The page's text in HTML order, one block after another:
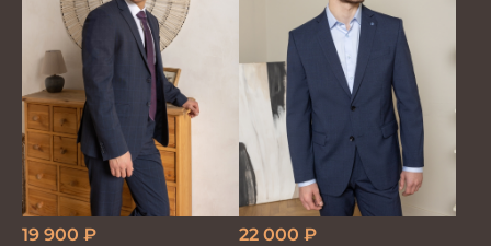
19 900 ₽ 22 000 ₽